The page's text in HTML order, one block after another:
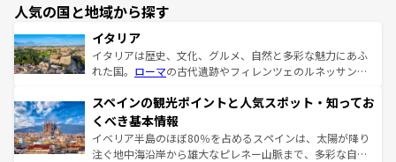
人気の国と地域から探す
イタリア
イタリアは歴史、文化、グルメ、自然と多彩な魅力にあふ
れた国。 ローマの古代遺跡やフィレンツェのルネッサンス
ろん、トスカーナの美しい田園風景やアマルフィ海岸の絶
景など、自然景観も見逃せない。観光の合間には、本場の
ピザやパスタなど、絶品のイタリア料理を堪能することも
できる。朝目覚めてから夜眠るまで、すべての瞬間を楽し
スペインの観光ポイントと人気スポット・知ってお
くべき基本情報
イベリア半島のほぼ80％を占めるスペインは、太陽が降り
注ぐ地中海沿岸から雄大なピレネー山脈まで、多彩な自然